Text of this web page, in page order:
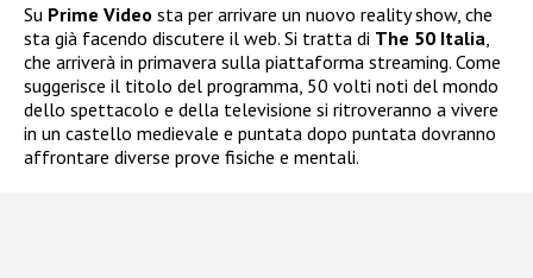
Su Prime Video sta per arrivare un nuovo reality show, che
sta già facendo discutere il web. Si tratta di The 50 Italia
che arriverà in primavera sulla piattaforma streaming. Come
suggerisce il titolo del programma, 50 volti noti del mondo
dello spettacolo e della televisione si ritroveranno a vivere
in un castello medievale e puntata dopo puntata dovranno
affrontare diverse prove fisiche e mentali.